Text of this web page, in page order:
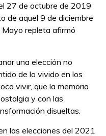
27 de octubre de 2019
de aquel 9 de diciembre
repleta afirmó
una elección no
de lo vivido en los
vivir, que la memoria
y con las
disueltas.
las elecciones del 2021